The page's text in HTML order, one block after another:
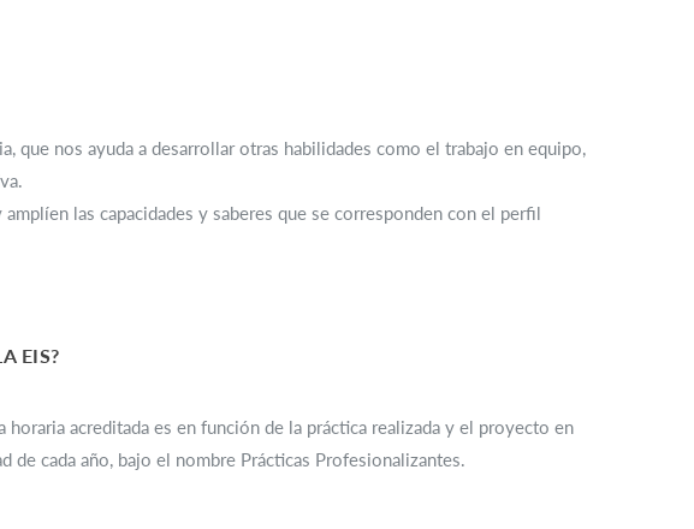
que nos ayuda a desarrollar otras habilidades como el trabajo en equipo,
las capacidades y saberes que se corresponden con el perfil
EIS?
acreditada es en función de la práctica realizada y el proyecto en
de cada año, bajo el nombre Prácticas Profesionalizantes.